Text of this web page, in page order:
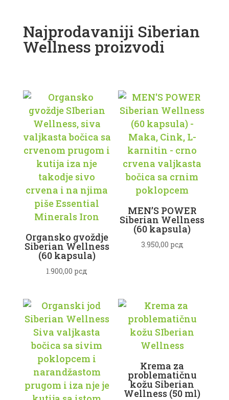
Najprodavaniji Siberian
Wellness proizvodi
Organsko gvoždje
Siberian Wellness
(60 kapsula)
1.900,00 рсд
MEN’S POWER
Siberian Wellness
(60 kapsula)
3.950,00 рсд
Krema za
problematičnu
kožu Siberian
Wellness (50 ml)